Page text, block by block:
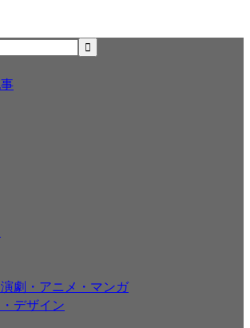
劇・アニメ・マンガ
デザイン